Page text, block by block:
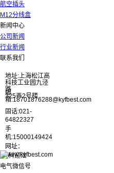
航空插头
M12分线盒
新闻中心
公司新闻
行业新闻
联系我们
地址:上海松江高
科技工业园九泾
路
325弄2号楼
邮
箱:18701876288@kyfbest.com
固话:021-
64822327
手
机:15000149424
网址：
www.kyfbest.com